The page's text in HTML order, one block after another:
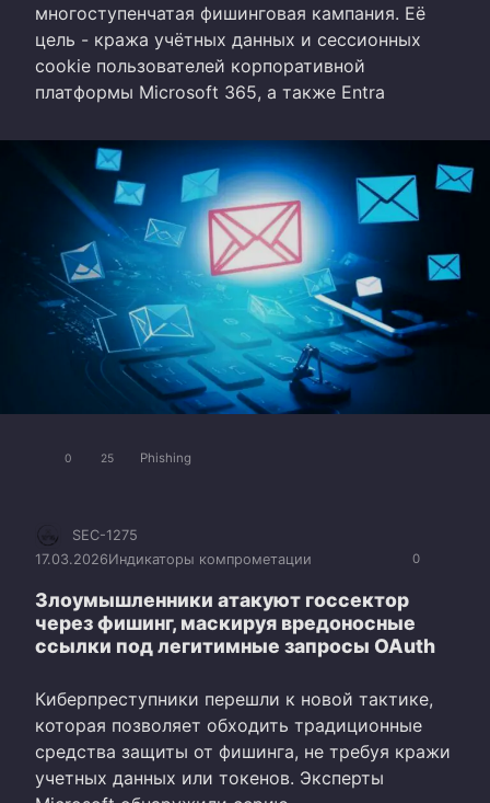
многоступенчатая фишинговая кампания. Её
цель - кража учётных данных и сессионных
cookie пользователей корпоративной
платформы Microsoft 365, а также Entra
0 25 Phishing
0
SEC-1275
17.03.2026Индикаторы компрометации
Злоумышленники атакуют госсектор
через фишинг, маскируя вредоносные
ссылки под легитимные запросы OAuth
Киберпреступники перешли к новой тактике,
которая позволяет обходить традиционные
средства защиты от фишинга, не требуя кражи
учетных данных или токенов. Эксперты